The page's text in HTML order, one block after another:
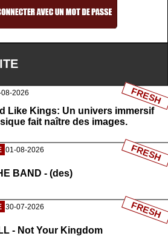
2026
Like Kings: Un univers immersif
fait naître des images.
FRESH
01-08-2026
BAND - (des)
FRESH
30-07-2026
- Not Your Kingdom
FRESH